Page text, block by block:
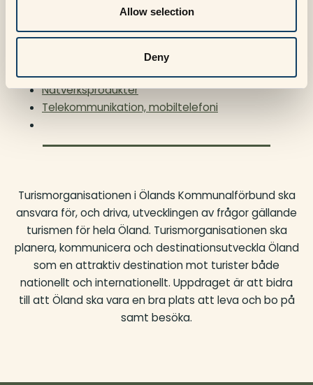
Allow selection
Deny
Innovationer, uppfinningar
Nätverksprodukter
Telekommunikation, mobiltelefoni
Turismorganisationen i Ölands Kommunalförbund ska
ansvara för, och driva, utvecklingen av frågor gällande
turismen för hela Öland. Turismorganisationen ska
planera, kommunicera och destinationsutveckla Öland
som en attraktiv destination mot turister både
nationellt och internationellt. Uppdraget är att bidra
till att Öland ska vara en bra plats att leva och bo på
samt besöka.